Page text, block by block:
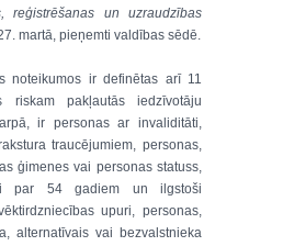
reģistrēšanas un uzraudzības
martā, pieņemti valdības sēdē.
noteikumos ir definētas arī 11
riskam pakļautās iedzīvotāju
ir personas ar invaliditāti,
traucējumiem, personas,
ģimenes vai personas statuss,
par 54 gadiem un ilgstoši
upuri, personas,
alternatīvais vai bezvalstnieka